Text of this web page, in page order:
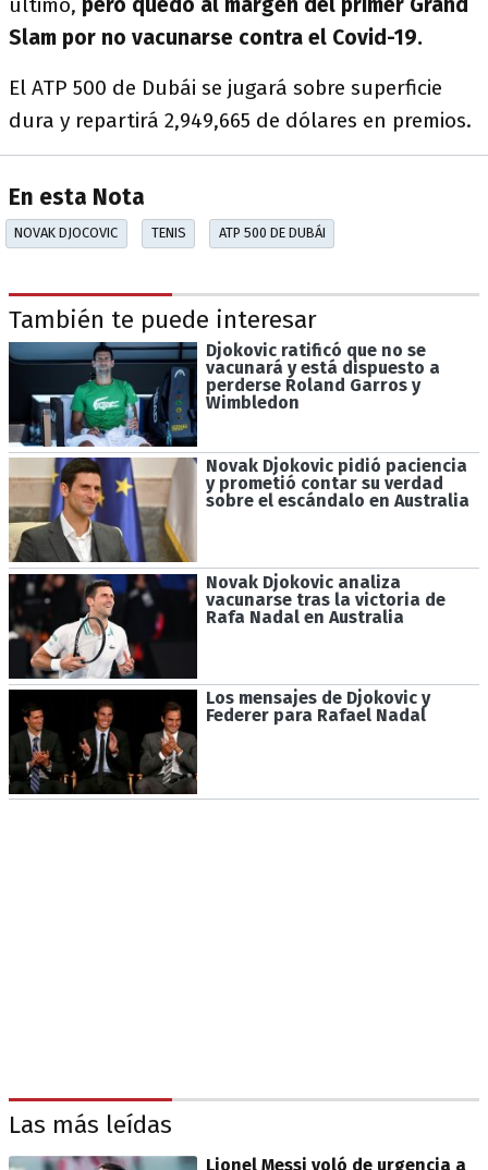
Slam por no vacunarse contra el Covid-19.
El ATP 500 de Dubái se jugará sobre superficie
dura y repartirá 2,949,665 de dólares en premios.
En esta Nota
NOVAK DJOCOVIC TENIS ATP 500 DE DUBÁI
También te puede interesar
Djokovic ratificó que no se
vacunará y está dispuesto a
perderse Roland Garros y
Wimbledon
Novak Djokovic pidió paciencia
y prometió contar su verdad
sobre el escándalo en Australia
Novak Djokovic analiza
vacunarse tras la victoria de
Rafa Nadal en Australia
Los mensajes de Djokovic y
Federer para Rafael Nadal
Las más leídas
Lionel Messi voló de urgencia a